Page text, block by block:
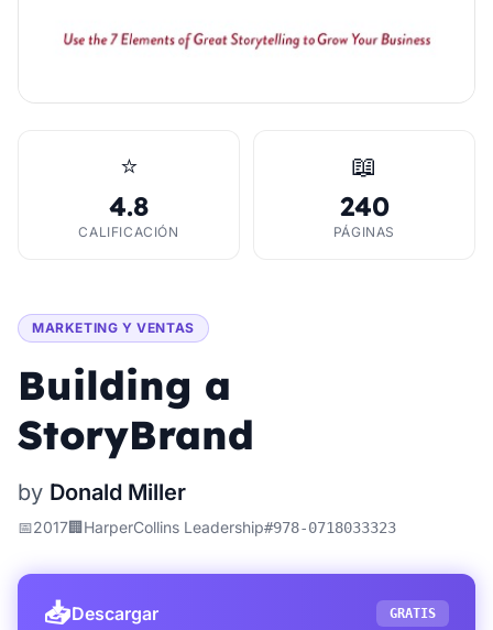
⭐
4.8
CALIFICACIÓN
📖
240
PÁGINAS
MARKETING Y VENTAS
Building a
StoryBrand
by Donald Miller
📅2017🏢HarperCollins Leadership#978-0718033323
📥Descargar GRATIS